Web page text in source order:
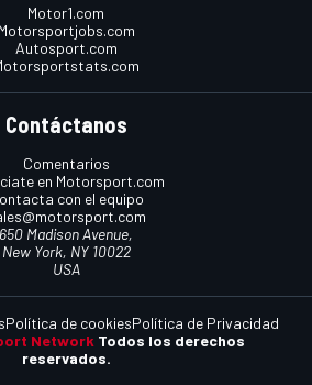
Motor1.com
Motorsportjobs.com
Autosport.com
Contáctanos
Comentarios
en Motorsport.com
con el equipo
650 Madison Avenue,
New York, NY 10022
USA
Network Todos los derechos
reservados.
Política de cookiesPolítica de Privacidad